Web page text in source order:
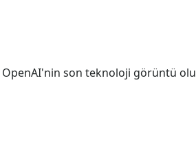
son teknoloji görüntü